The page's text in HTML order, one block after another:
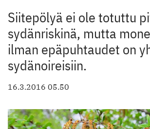
Siitepölyä ei ole totuttu
sydänriskinä, mutta
ilman epäpuhtaudet on
sydänoireisiin.
16.3.2016 05.50